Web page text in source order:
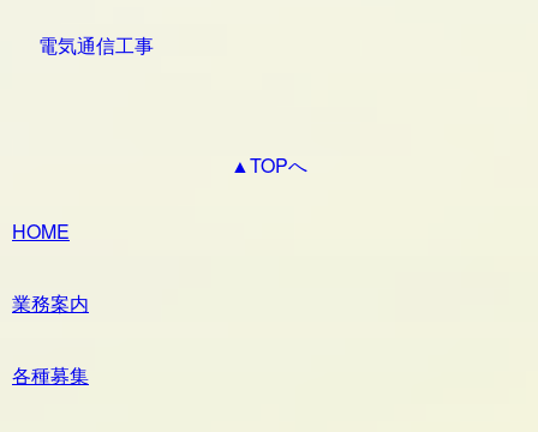
電気通信工事
▲TOPへ
HOME
業務案内
各種募集